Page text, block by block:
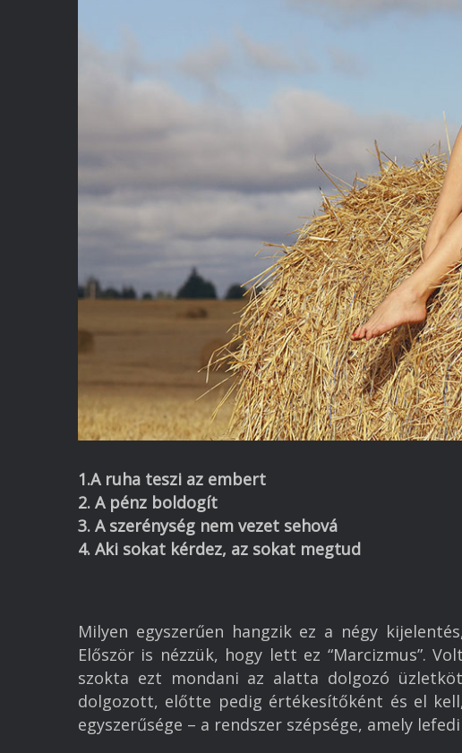
1.A ruha teszi az embert
2. A pénz boldogít
3. A szerénység nem vezet sehová
4. Aki sokat kérdez, az sokat megtud
Milyen egyszerűen hangzik ez a négy
Először is nézzük, hogy lett ez “Marcizmus”.
szokta ezt mondani az alatta dolgozó
dolgozott, előtte pedig értékesítőként és el
egyszerűsége – a rendszer szépsége, amely